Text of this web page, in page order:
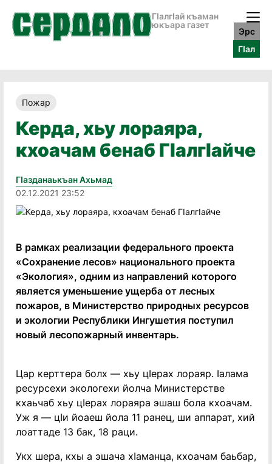
ГӀалгӀай къаман
юкъара газет
Эрс
ГӀал
Пожар
Керда, хьу лораяра,
кхоачам бенаб ГIалгIайче
Гӏазданаькъан Ахьмад
02.12.2021 23:52
В рамках реализации федерального проекта
«Сохранение лесов» национального проекта
«Экология», одним из направлений которого
является уменьшение ущерба от лесных
пожаров, в Министерство природных ресурсов
и экологии Республики Ингушетия поступил
новый лесопожарный инвентарь.
Цар керттера болх — хьу цIерах лораяр. Iалама
ресурсехи экологехи йолча Министерстве
кхаьчаб хьу цIерах лораяра эшаш бола кхоачам.
Уж я — цIи йоаеш йола 11 ранец, ши аппарат, хий
лоаттаде 13 бак, 18 раци.
Укх шера, кхы а эшача хIаманца, кхоачам баьбар,